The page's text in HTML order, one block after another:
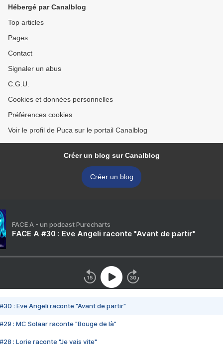
Hébergé par Canalblog
Top articles
Pages
Contact
Signaler un abus
C.G.U.
Cookies et données personnelles
Préférences cookies
Voir le profil de Puca sur le portail Canalblog
Créer un blog sur Canalblog
Créer un blog
FACE A - un podcast Purecharts
FACE A #30 : Eve Angeli raconte "Avant de partir"
#30 : Eve Angeli raconte "Avant de partir"
#29 : MC Solaar raconte "Bouge de là"
#28 : Lorie raconte "Je vais vite"